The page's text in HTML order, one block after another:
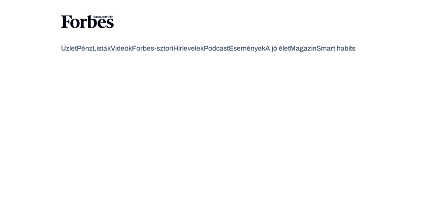
ÜzletPénzListákVideókForbes-sztoriHírlevelekPodcastEseményekA jó életMagazinSmart habits